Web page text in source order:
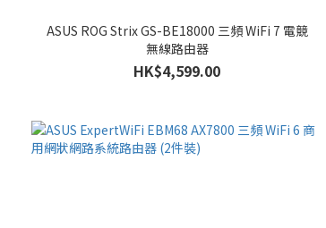
ASUS ROG Strix GS-BE18000 三頻 WiFi 7 電競
無線路由器
HK$4,599.00